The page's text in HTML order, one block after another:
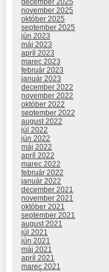
december 2025
november 2025
október 2025
september 2025
jún 2023
máj 2023
apríl 2023
marec 2023
február 2023
január 2023
december 2022
november 2022
október 2022
september 2022
august 2022
júl 2022
jún 2022
máj 2022
apríl 2022
marec 2022
február 2022
január 2022
december 2021
november 2021
október 2021
september 2021
august 2021
júl 2021
jún 2021
máj 2021
apríl 2021
marec 2021